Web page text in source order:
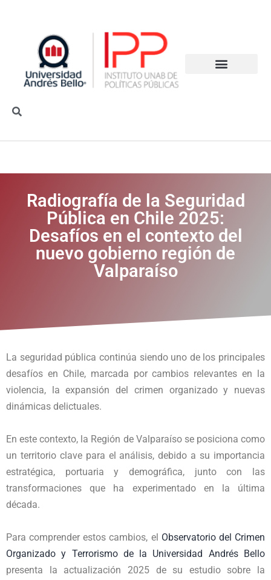
Radiografía de la Seguridad
Pública en Chile 2025:
Desafíos en el contexto del
nuevo gobierno región de
Valparaíso
La seguridad pública continúa siendo uno de los principales
desafíos en Chile, marcada por cambios relevantes en la
violencia, la expansión del crimen organizado y nuevas
dinámicas delictuales.
En este contexto, la Región de Valparaíso se posiciona como
un territorio clave para el análisis, debido a su importancia
estratégica, portuaria y demográfica, junto con las
transformaciones que ha experimentado en la última
década.
Para comprender estos cambios, el Observatorio del Crimen
Organizado y Terrorismo de la Universidad Andrés Bello
presenta la actualización 2025 de su estudio sobre la